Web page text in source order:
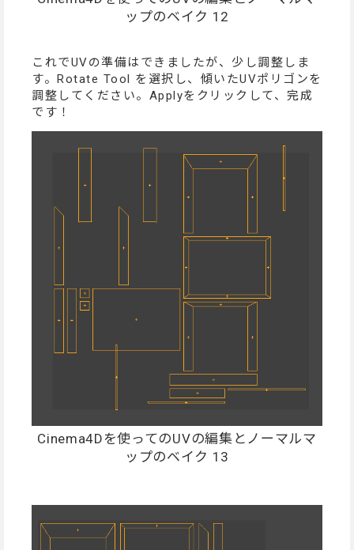
ップのベイク 12
これでUVの準備はできましたが、少し調整しま
す。Rotate Tool を選択し、傾いたUVポリゴンを
調整してください。Applyをクリックして、完成
です！
Cinema4Dを使ってのUVの編集とノーマルマ
ップのベイク 13